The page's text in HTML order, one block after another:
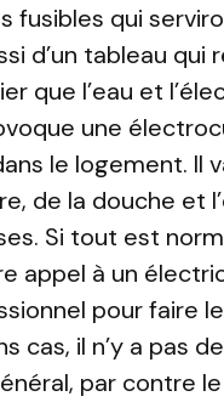
fusibles qui
d’un tableau qui
que l’eau et
une
le logement. Il
de la douche et
Si tout est
appel à un
pour faire
cas, il n’y a pas
par contre